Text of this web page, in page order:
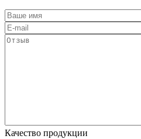
Качество продукции